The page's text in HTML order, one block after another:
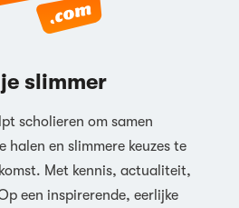
slimmer
scholieren om samen
halen en slimmere keuzes te
Met kennis, actualiteit,
een inspirerende, eerlijke